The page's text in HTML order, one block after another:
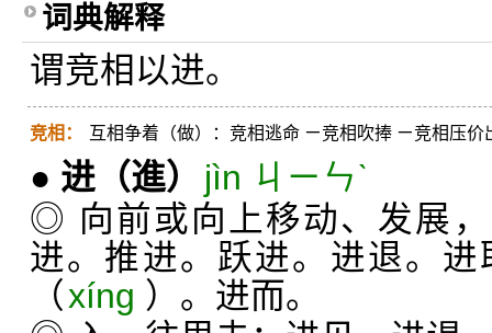
词典解释
谓竞相以进。
竞相： 互相争着（做）：竞相逃命 ㄧ竞相吹捧 ㄧ竞相压价
● 进 （進）
jìn ㄐㄧㄣˋ
◎ 向前或向上移动、发展，
进。推进。跃进。进退。
（xíng ）。进而。